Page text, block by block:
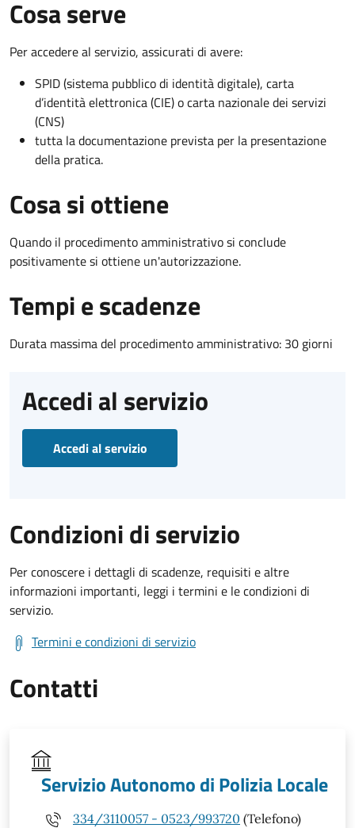
Cosa serve
Per accedere al servizio, assicurati di avere:
SPID (sistema pubblico di identità digitale), carta
d’identità elettronica (CIE) o carta nazionale dei servizi
(CNS)
tutta la documentazione prevista per la presentazione
della pratica.
Cosa si ottiene
Quando il procedimento amministrativo si conclude
positivamente si ottiene un'autorizzazione.
Tempi e scadenze
Durata massima del procedimento amministrativo: 30 giorni
Accedi al servizio
Accedi al servizio
Condizioni di servizio
Per conoscere i dettagli di scadenze, requisiti e altre
informazioni importanti, leggi i termini e le condizioni di
servizio.
Termini e condizioni di servizio
Contatti
Servizio Autonomo di Polizia Locale
334/3110057 - 0523/993720 (Telefono)